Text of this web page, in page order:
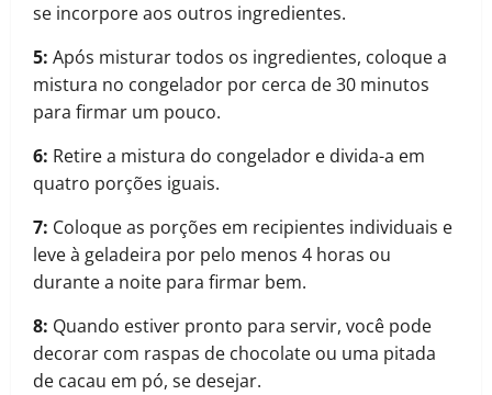
se incorpore aos outros ingredientes.
5: Após misturar todos os ingredientes, coloque a
mistura no congelador por cerca de 30 minutos
para firmar um pouco.
6: Retire a mistura do congelador e divida-a em
quatro porções iguais.
7: Coloque as porções em recipientes individuais e
leve à geladeira por pelo menos 4 horas ou
durante a noite para firmar bem.
8: Quando estiver pronto para servir, você pode
decorar com raspas de chocolate ou uma pitada
de cacau em pó, se desejar.